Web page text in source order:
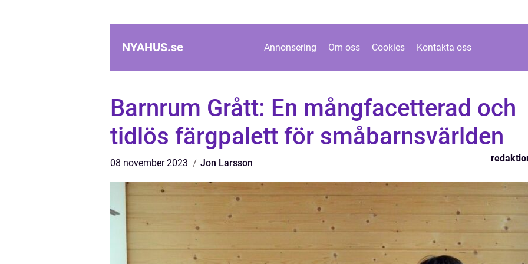
NYAHUS.se Annonsering Om oss Cookies Kontakta oss
Barnrum Grått: En mångfacetterad och
tidlös färgpalett för småbarnsvärlden
08 november 2023 Jon Larsson